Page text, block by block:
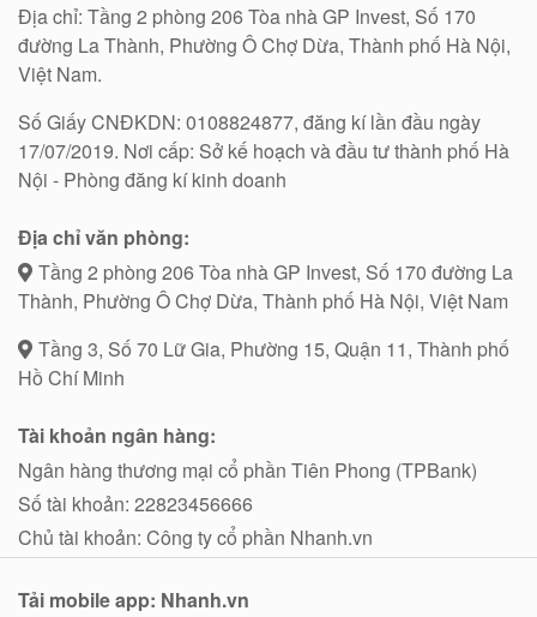
Địa chỉ: Tầng 2 phòng 206 Tòa nhà GP Invest, Số 170
đường La Thành, Phường Ô Chợ Dừa, Thành phố Hà Nội,
Việt Nam.
Số Giấy CNĐKDN: 0108824877, đăng kí lần đầu ngày
17/07/2019. Nơi cấp: Sở kế hoạch và đầu tư thành phố Hà
Nội - Phòng đăng kí kinh doanh
Địa chỉ văn phòng:
Tầng 2 phòng 206 Tòa nhà GP Invest, Số 170 đường La
Thành, Phường Ô Chợ Dừa, Thành phố Hà Nội, Việt Nam
Tầng 3, Số 70 Lữ Gia, Phường 15, Quận 11, Thành phố
Hồ Chí Minh
Tài khoản ngân hàng:
Ngân hàng thương mại cổ phần Tiên Phong (TPBank)
Số tài khoản: 22823456666
Chủ tài khoản: Công ty cổ phần Nhanh.vn
Tải mobile app: Nhanh.vn